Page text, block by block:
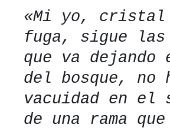
«Mi yo, cristal
fuga, sigue
que va dejando
del bosque, no
vacuidad en el
de una rama